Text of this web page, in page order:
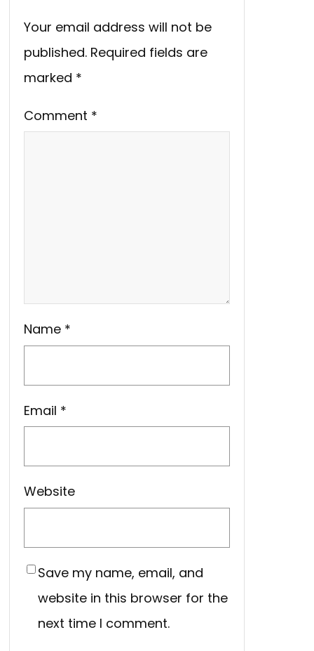
Your email address will not be
published. Required fields are
marked *
Comment *
Name *
Email *
Website
Save my name, email, and
website in this browser for the
next time I comment.